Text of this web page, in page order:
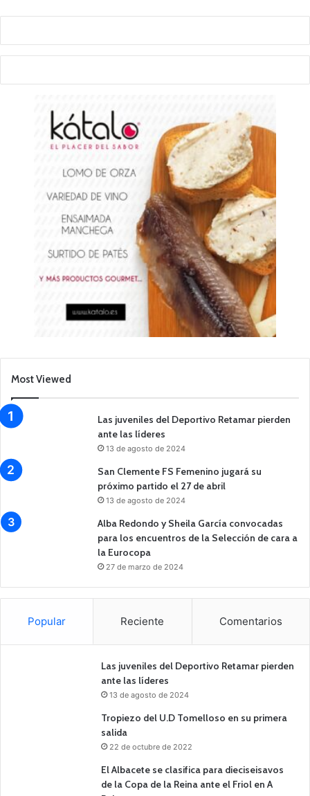
Most Viewed
Las juveniles del Deportivo Retamar pierden
ante las líderes
13 de agosto de 2024
San Clemente FS Femenino jugará su
próximo partido el 27 de abril
13 de agosto de 2024
Alba Redondo y Sheila García convocadas
para los encuentros de la Selección de cara a
la Eurocopa
27 de marzo de 2024
Popular Reciente Comentarios
Las juveniles del Deportivo Retamar pierden
ante las líderes
13 de agosto de 2024
Tropiezo del U.D Tomelloso en su primera
salida
22 de octubre de 2022
El Albacete se clasifica para dieciseisavos
de la Copa de la Reina ante el Friol en A